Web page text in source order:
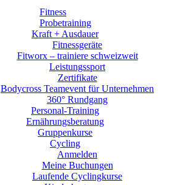
Fitness
Probetraining
Kraft + Ausdauer
Fitnessgeräte
Fitworx – trainiere schweizweit
Leistungssport
Zertifikate
Bodycross Teamevent für Unternehmen
360° Rundgang
Personal-Training
Ernährungsberatung
Gruppenkurse
Cycling
Anmelden
Meine Buchungen
Laufende Cyclingkurse